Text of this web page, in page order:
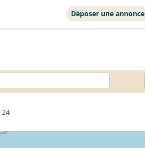
Déposer une annonce
24